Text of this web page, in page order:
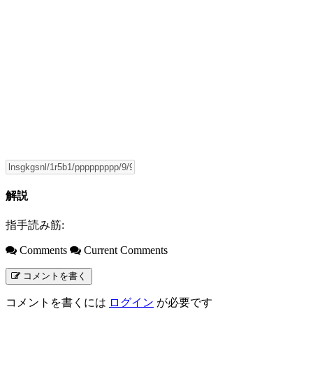
解説
指手読み筋:
Comments Current Comments
コメントを書く
コメントを書くには ログイン が必要です